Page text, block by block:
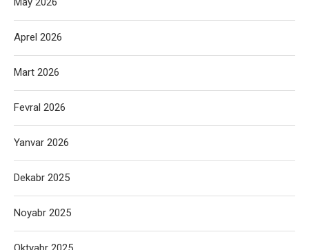
Aprel 2026
Mart 2026
Fevral 2026
Yanvar 2026
Dekabr 2025
Noyabr 2025